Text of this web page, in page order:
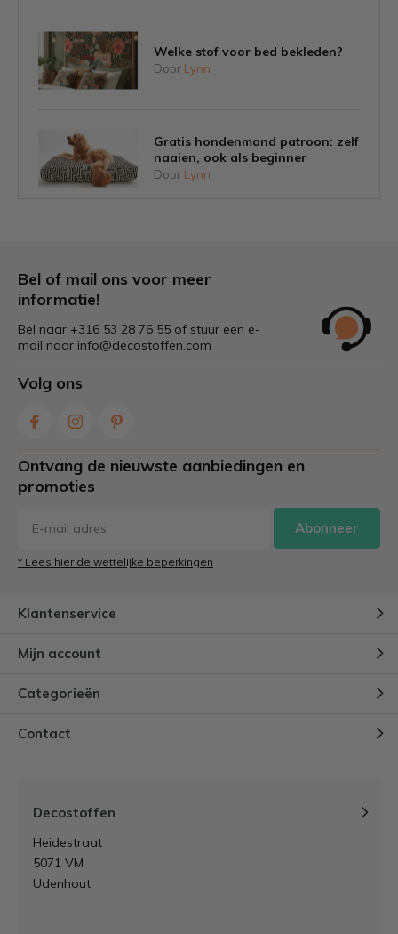
Welke stof voor bed bekleden?
Door Lynn
Gratis hondenmand patroon: zelf
naaien, ook als beginner
Door Lynn
Welke stof is het beste voor
tuinkussens?
stap & tips voor de juiste stof
DoorLynn
Caravan pimpen: zo geef je je
caravan een make-over!
DoorLynn
Bel of mail ons voor meer
informatie!
Bel naar +316 53 28 76 55 of stuur een e-
mail naar info@decostoffen.com
Volg ons
Ontvang de nieuwste aanbiedingen en
promoties
Abonneer
* Lees hier de wettelijke beperkingen
Klantenservice
Mijn account
Categorieën
Contact
Decostoffen
Heidestraat
5071 VM
Udenhout